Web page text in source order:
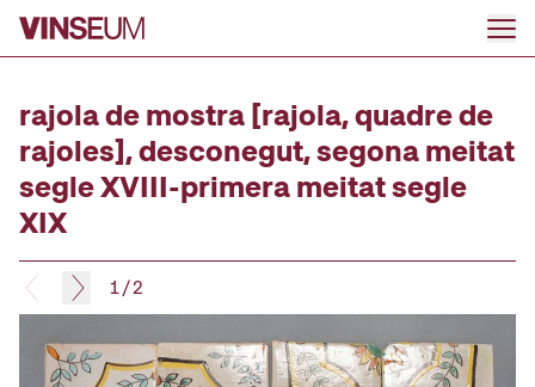
Anar al contingut
rajola de mostra [rajola, quadre de
rajoles], desconegut, segona meitat
segle XVIII-primera meitat segle
XIX
1/2